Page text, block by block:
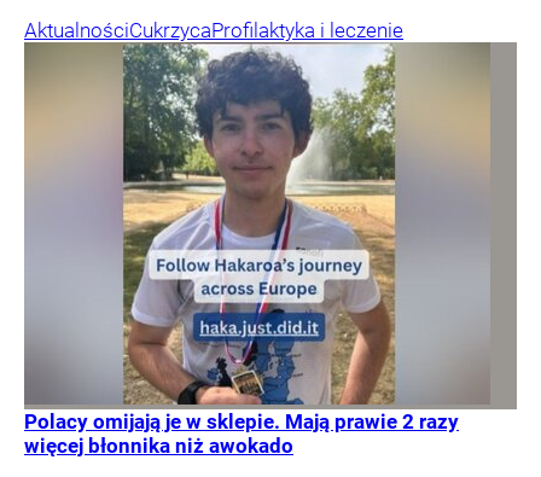
AktualnościCukrzycaProfilaktyka i leczenie
Polacy omijają je w sklepie. Mają prawie 2 razy
więcej błonnika niż awokado